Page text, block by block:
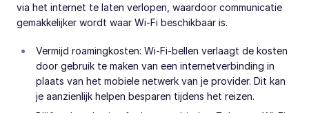
via het internet te laten verlopen, waardoor communicatie
gemakkelijker wordt waar Wi-Fi beschikbaar is.
Vermijd roamingkosten: Wi-Fi-bellen verlaagt de kosten
door gebruik te maken van een internetverbinding in
plaats van het mobiele netwerk van je provider. Dit kan
je aanzienlijk helpen besparen tijdens het reizen.